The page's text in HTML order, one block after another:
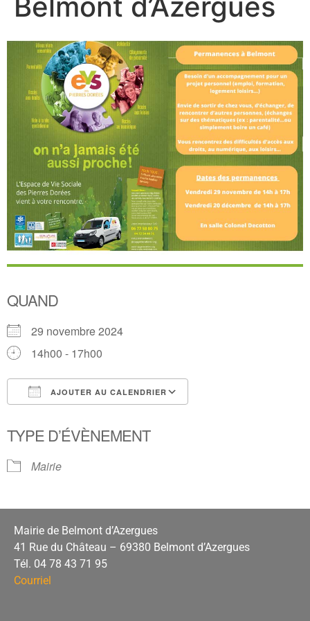
QUAND
29 novembre 2024
14h00 - 17h00
AJOUTER AU CALENDRIER
TYPE D’ÉVÈNEMENT
Mairie
Mairie de Belmont d’Azergues
41 Rue du Château – 69380 Belmont d’Azergues
Tél. 04 78 43 71 95
Courriel